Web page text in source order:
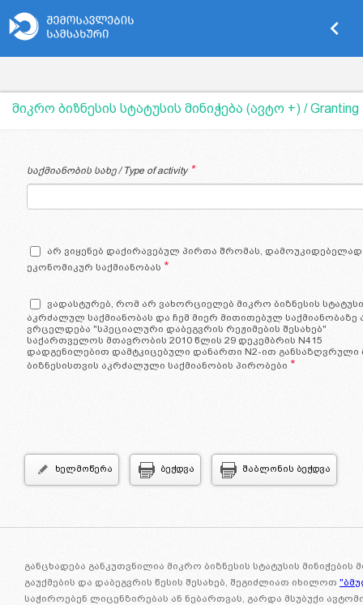
keyboard_arrow_left
მიკრო ბიზნესის სტატუსის მინიჭება (ავტო +) / Granting
საქმიანობის სახე / Type of activity *
არ ვიყენებ დაქირავებულ პირთა შრომას, დამოუკიდებელად
ეკონომიკურ საქმიანობას *
ვადასტურებ, რომ არ ვახორციელებ მიკრო ბიზნესის
აკრძალულ საქმიანობას და ჩემ მიერ მითითებულ საქმიანობაზე
ვრცელდება "სპეციალური დაბეგვრის რეჟიმების შესახებ"
საქართველოს მთავრობის 2010 წლის 29 დეკემბრის N415
დადგენილებით დამტკიცებული დანართი N2-ით განსაზღვრული
ბიზნესისთვის აკრძალული საქმიანობის პირობები *
ხელმოწერა ბეჭდვა შაბლონის ბეჭდვა
განცხადება განკუთვნილია მიკრო ბიზნესის სტატუსის
გაუქმების და დაბეგვრის წესის შესახებ, შეგიძლიათ იხილოთ
საჭიროებენ ლიცენზირებას ან ნებართვას, გარდა მსუბუქი